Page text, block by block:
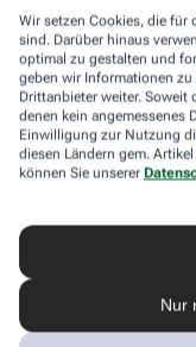
Wir setzen Cookies, die für
sind. Darüber hinaus
optimal zu gestalten und
geben wir Informationen zu
Drittanbieter weiter. Soweit
denen kein angemessenes
Einwilligung zur Nutzung
diesen Ländern gem.
können Sie unserer
Nur